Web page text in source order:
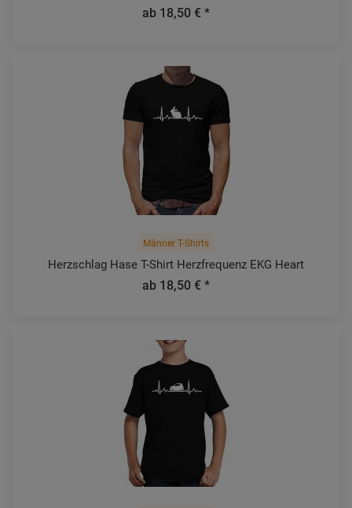
ab 18,50 € *
Männer T-Shirts
Herzschlag Hase T-Shirt Herzfrequenz EKG Heart
ab 18,50 € *